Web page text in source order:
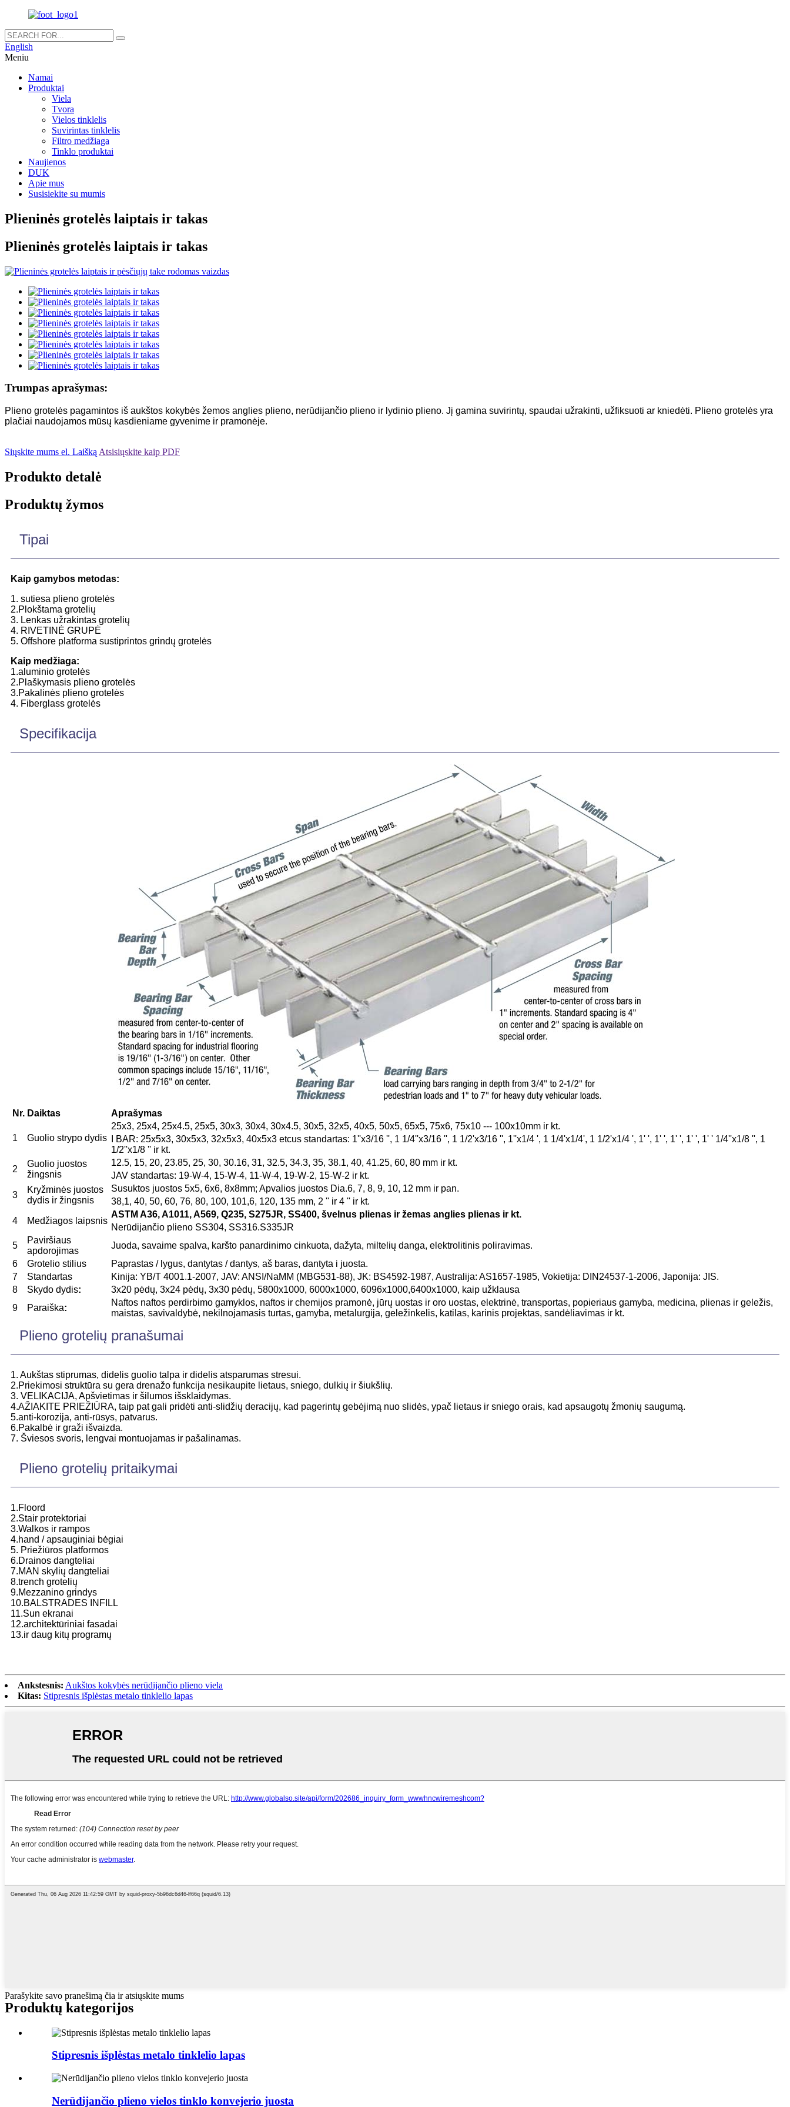
English
Meniu
Namai
Produktai
Viela
Tvora
Vielos tinklelis
Suvirintas tinklelis
Filtro medžiaga
Tinklo produktai
Naujienos
DUK
Apie mus
Susisiekite su mumis
Plieninės grotelės laiptais ir takas
Plieninės grotelės laiptais ir takas
Trumpas aprašymas:
Plieno grotelės pagamintos iš aukštos kokybės žemos anglies plieno, nerūdijančio plieno ir lydinio plieno. Jį gamina suvirintų, spaudai užrakinti, užfiksuoti ar kniedėti. Plieno grotelės yra
plačiai naudojamos mūsų kasdieniame gyvenime ir pramonėje.
Siųskite mums el. Laišką Atsisiųskite kaip PDF
Produkto detalė
Produktų žymos
Tipai
Kaip gamybos metodas:
1. sutiesa plieno grotelės
2.Plokštama grotelių
3. Lenkas užrakintas grotelių
4. RIVETINĖ GRUPĖ
5. Offshore platforma sustiprintos grindų grotelės
Kaip medžiaga:
1.aluminio grotelės
2.Plaškymasis plieno grotelės
3.Pakalinės plieno grotelės
4. Fiberglass grotelės
Specifikacija
Nr. Daiktas Aprašymas
1 Guolio strypo dydis
25x3, 25x4, 25x4.5, 25x5, 30x3, 30x4, 30x4.5, 30x5, 32x5, 40x5, 50x5, 65x5, 75x6, 75x10 --- 100x10mm ir kt.
I BAR: 25x5x3, 30x5x3, 32x5x3, 40x5x3 etcus standartas: 1''x3/16 '', 1 1/4''x3/16 '', 1 1/2'x3/16 '', 1''x1/4 ', 1 1/4'x1/4', 1 1/2'x1/4 ', 1' ', 1' ', 1' ', 1' ', 1' ' 1/4''x1/8 '', 1
1/2''x1/8 '' ir kt.
2
Guolio juostos
žingsnis
12.5, 15, 20, 23.85, 25, 30, 30.16, 31, 32.5, 34.3, 35, 38.1, 40, 41.25, 60, 80 mm ir kt.
JAV standartas: 19-W-4, 15-W-4, 11-W-4, 19-W-2, 15-W-2 ir kt.
3
Kryžminės juostos
dydis ir žingsnis
Susuktos juostos 5x5, 6x6, 8x8mm; Apvalios juostos Dia.6, 7, 8, 9, 10, 12 mm ir pan.
38,1, 40, 50, 60, 76, 80, 100, 101,6, 120, 135 mm, 2 '' ir 4 '' ir kt.
4
Medžiagos laipsnis
ASTM A36, A1011, A569, Q235, S275JR, SS400, švelnus plienas ir žemas anglies plienas ir kt.
Nerūdijančio plieno SS304, SS316.S335JR
5
Paviršiaus
apdorojimas
Juoda, savaime spalva, karšto panardinimo cinkuota, dažyta, miltelių danga, elektrolitinis poliravimas.
6
Grotelio stilius
Paprastas / lygus, dantytas / dantys, aš baras, dantyta i juosta.
7
Standartas
Kinija: YB/T 4001.1-2007, JAV: ANSI/NaMM (MBG531-88), JK: BS4592-1987, Australija: AS1657-1985, Vokietija: DIN24537-1-2006, Japonija: JIS.
8
Skydo dydis:
3x20 pėdų, 3x24 pėdų, 3x30 pėdų, 5800x1000, 6000x1000, 6096x1000,6400x1000, kaip užklausa
9
Paraiška:
Naftos naftos perdirbimo gamyklos, naftos ir chemijos pramonė, jūrų uostas ir oro uostas, elektrinė, transportas, popieriaus gamyba, medicina, plienas ir geležis,
maistas, savivaldybė, nekilnojamasis turtas, gamyba, metalurgija, geležinkelis, katilas, karinis projektas, sandėliavimas ir kt.
Plieno grotelių pranašumai
1. Aukštas stiprumas, didelis guolio talpa ir didelis atsparumas stresui.
2.Priekimosi struktūra su gera drenažo funkcija nesikaupite lietaus, sniego, dulkių ir šiukšlių.
3. VELIKACIJA, Apšvietimas ir šilumos išsklaidymas.
4.AŽIAKITE PRIEŽIŪRA, taip pat gali pridėti anti-slidžių deracijų, kad pagerintų gebėjimą nuo slidės, ypač lietaus ir sniego orais, kad apsaugotų žmonių saugumą.
5.anti-korozija, anti-rūsys, patvarus.
6.Pakalbė ir graži išvaizda.
7. Šviesos svoris, lengvai montuojamas ir pašalinamas.
Plieno grotelių pritaikymai
1.Floord
2.Stair protektoriai
3.Walkos ir rampos
4.hand / apsauginiai bėgiai
5. Priežiūros platformos
6.Drainos dangteliai
7.MAN skylių dangteliai
8.trench grotelių
9.Mezzanino grindys
10.BALSTRADES INFILL
11.Sun ekranai
12.architektūriniai fasadai
13.ir daug kitų programų
Ankstesnis: Aukštos kokybės nerūdijančio plieno viela
Kitas: Stipresnis išplėstas metalo tinklelio lapas
Parašykite savo pranešimą čia ir atsiųskite mums
Produktų kategorijos
Stipresnis išplėstas metalo tinklelio lapas
Nerūdijančio plieno vielos tinklo konvejerio juosta